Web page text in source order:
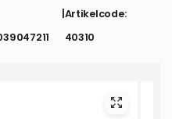
Artikelcode:
40310